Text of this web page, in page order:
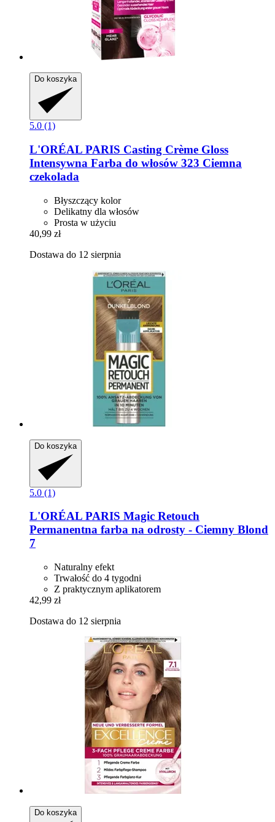
Do koszyka
5.0 (1)
L'ORÉAL PARIS Casting Crème Gloss
Intensywna Farba do włosów 323 Ciemna
czekolada
Błyszczący kolor
Delikatny dla włosów
Prosta w użyciu
40,99 zł
Dostawa do 12 sierpnia
Do koszyka
5.0 (1)
L'ORÉAL PARIS Magic Retouch
Permanentna farba na odrosty -​ Ciemny Blond
7
Naturalny efekt
Trwałość do 4 tygodni
Z praktycznym aplikatorem
42,99 zł
Dostawa do 12 sierpnia
Do koszyka